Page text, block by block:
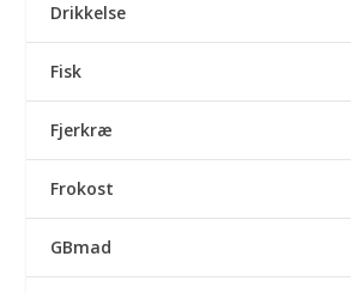
Drikkelse
Fisk
Fjerkræ
Frokost
GBmad